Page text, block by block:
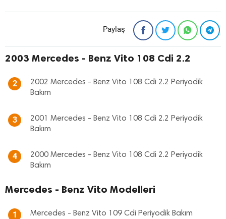
Paylaş
2003 Mercedes - Benz Vito 108 Cdi 2.2
2
2002 Mercedes - Benz Vito 108 Cdi 2.2 Periyodik
Bakım
3
2001 Mercedes - Benz Vito 108 Cdi 2.2 Periyodik
Bakım
4
2000 Mercedes - Benz Vito 108 Cdi 2.2 Periyodik
Bakım
Mercedes - Benz Vito Modelleri
1 Mercedes - Benz Vito 109 Cdi Periyodik Bakım